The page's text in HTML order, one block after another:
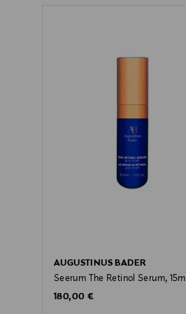
AUGUSTINUS BADER
Seerum The Retinol Serum, 15ml
Original Price
180,00 €